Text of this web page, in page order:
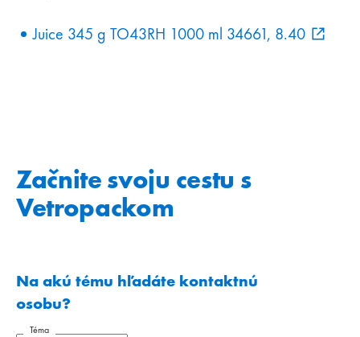
Juice 345 g TO43RH 1000 ml 34661, 8.40
Začnite svoju cestu s
Vetropackom
Na akú tému hľadáte kontaktnú
osobu?
Téma